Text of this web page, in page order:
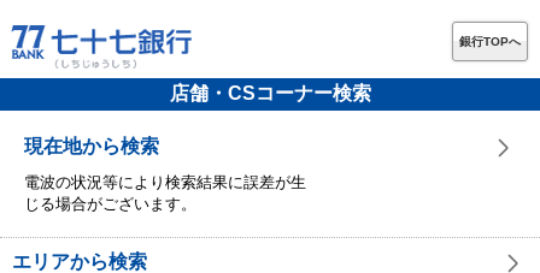
銀行TOPへ
店舗・CSコーナー検索
現在地から検索
電波の状況等により検索結果に誤差が生
じる場合がございます。
エリアから検索